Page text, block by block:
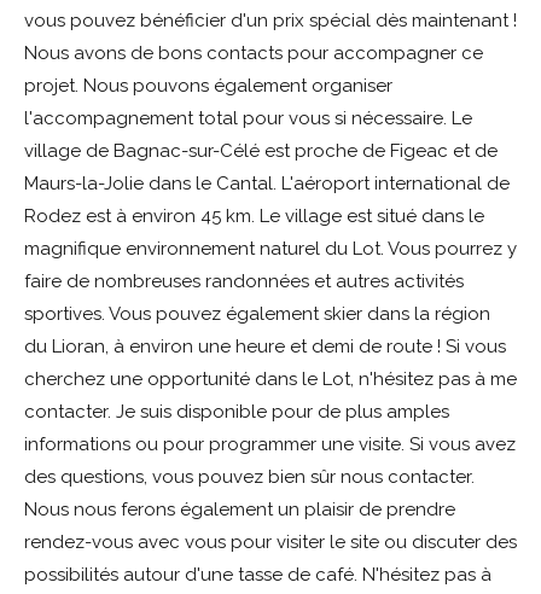
vous pouvez bénéficier d'un prix spécial dès maintenant !
Nous avons de bons contacts pour accompagner ce
projet. Nous pouvons également organiser
l'accompagnement total pour vous si nécessaire. Le
village de Bagnac-sur-Célé est proche de Figeac et de
Maurs-la-Jolie dans le Cantal. L'aéroport international de
Rodez est à environ 45 km. Le village est situé dans le
magnifique environnement naturel du Lot. Vous pourrez y
faire de nombreuses randonnées et autres activités
sportives. Vous pouvez également skier dans la région
du Lioran, à environ une heure et demi de route ! Si vous
cherchez une opportunité dans le Lot, n'hésitez pas à me
contacter. Je suis disponible pour de plus amples
informations ou pour programmer une visite. Si vous avez
des questions, vous pouvez bien sûr nous contacter.
Nous nous ferons également un plaisir de prendre
rendez-vous avec vous pour visiter le site ou discuter des
possibilités autour d'une tasse de café. N'hésitez pas à